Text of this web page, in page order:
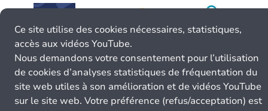
Ce site utilise des cookies nécessaires, statistiques,
accès aux vidéos YouTube.
Nous demandons votre consentement pour l’utilisation
de cookies d’analyses statistiques de fréquentation du
site web utiles à son amélioration et de vidéos YouTube
sur le site web. Votre préférence (refus/acceptation) est